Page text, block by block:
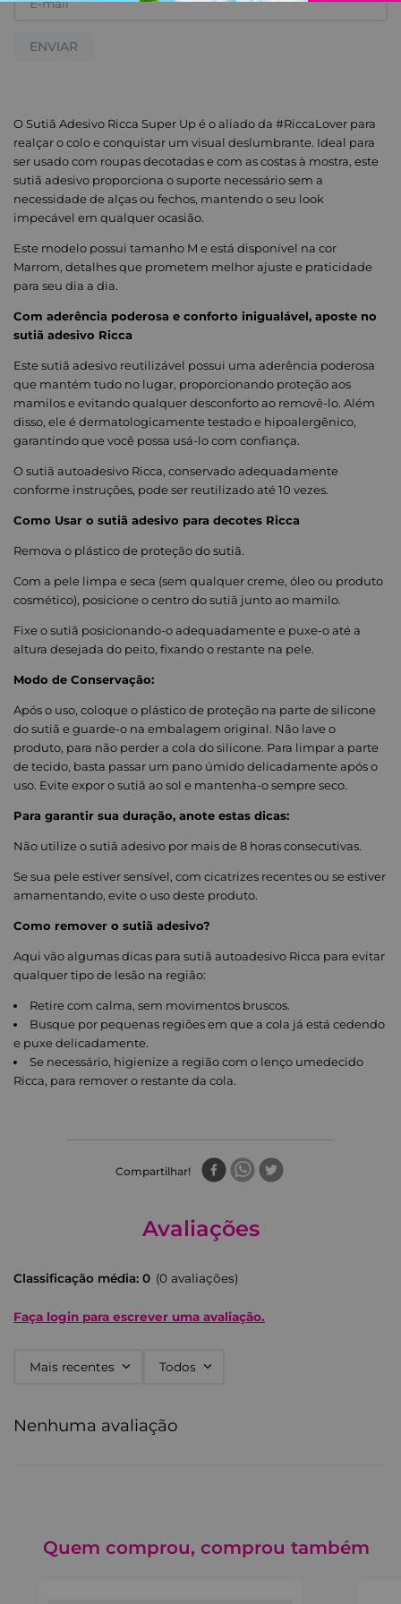
ENVIAR
O Sutiã Adesivo Ricca Super Up é o aliado da #RiccaLover para
realçar o colo e conquistar um visual deslumbrante. Ideal para
ser usado com roupas decotadas e com as costas à mostra, este
sutiã adesivo proporciona o suporte necessário sem a
necessidade de alças ou fechos, mantendo o seu look
impecável em qualquer ocasião.
Este modelo possui tamanho M e está disponível na cor
Marrom, detalhes que prometem melhor ajuste e praticidade
para seu dia a dia.
Com aderência poderosa e conforto inigualável, aposte no
sutiã adesivo Ricca
Este sutiã adesivo reutilizável possui uma aderência poderosa
que mantém tudo no lugar, proporcionando proteção aos
mamilos e evitando qualquer desconforto ao removê-lo. Além
disso, ele é dermatologicamente testado e hipoalergênico,
garantindo que você possa usá-lo com confiança.
O sutiã autoadesivo Ricca, conservado adequadamente
conforme instruções, pode ser reutilizado até 10 vezes.
Como Usar o sutiã adesivo para decotes Ricca
Remova o plástico de proteção do sutiã.
Com a pele limpa e seca (sem qualquer creme, óleo ou produto
cosmético), posicione o centro do sutiã junto ao mamilo.
Fixe o sutiã posicionando-o adequadamente e puxe-o até a
altura desejada do peito, fixando o restante na pele.
Modo de Conservação:
Após o uso, coloque o plástico de proteção na parte de silicone
do sutiã e guarde-o na embalagem original. Não lave o
produto, para não perder a cola do silicone. Para limpar a parte
de tecido, basta passar um pano úmido delicadamente após o
uso. Evite expor o sutiã ao sol e mantenha-o sempre seco.
Para garantir sua duração, anote estas dicas:
Não utilize o sutiã adesivo por mais de 8 horas consecutivas.
Se sua pele estiver sensível, com cicatrizes recentes ou se estiver
amamentando, evite o uso deste produto.
Como remover o sutiã adesivo?
Aqui vão algumas dicas para sutiã autoadesivo Ricca para evitar
qualquer tipo de lesão na região:
Retire com calma, sem movimentos bruscos.
Busque por pequenas regiões em que a cola já está cedendo
e puxe delicadamente.
Se necessário, higienize a região com o lenço umedecido
Ricca, para remover o restante da cola.
Compartilhar
Avaliações
Classificação média: 0 (0 avaliações)
Faça login para escrever uma avaliação.
Mais recentes Todos
Nenhuma avaliação
Quem comprou, comprou também